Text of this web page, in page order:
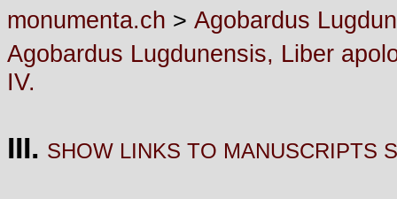
monumenta.ch > Agobardus
Agobardus Lugdunensis, Liber
IV.
III. SHOW LINKS TO MANUSCRIPTS